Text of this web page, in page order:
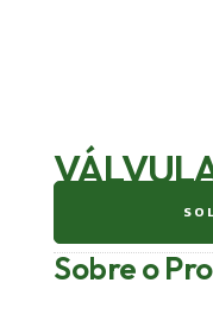
Sobre o